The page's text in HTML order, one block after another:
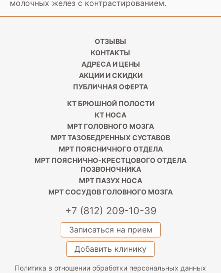
молочных желез с контрастированием.
ОТЗЫВЫ
КОНТАКТЫ
АДРЕСА И ЦЕНЫ
АКЦИИ И СКИДКИ
ПУБЛИЧНАЯ ОФЕРТА
КТ БРЮШНОЙ ПОЛОСТИ
КТ НОСА
МРТ ГОЛОВНОГО МОЗГА
МРТ ТАЗОБЕДРЕННЫХ СУСТАВОВ
МРТ ПОЯСНИЧНОГО ОТДЕЛА
МРТ ПОЯСНИЧНО-КРЕСТЦОВОГО ОТДЕЛА
ПОЗВОНОЧНИКА
МРТ ПАЗУХ НОСА
МРТ СОСУДОВ ГОЛОВНОГО МОЗГА
+7 (812) 209-10-39
Записаться на прием
Добавить клинику
Политика в отношении обработки персональных данных